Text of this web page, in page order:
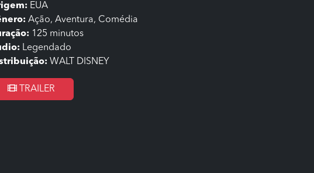
EUA
Ação, Aventura, Comédia
125 minutos
Legendado
WALT DISNEY
TRAILER